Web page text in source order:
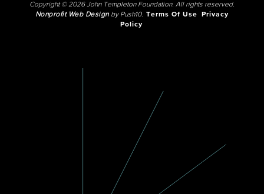
Copyright © 2026 John Templeton Foundation. All rights reserved.
Nonprofit Web Designby Push10. Terms Of Use
Privacy
Policy